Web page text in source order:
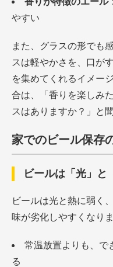
やすい
また、グラスの形でも
スは軽やかさを、口が
を集めてくれるイメー
合は、「香りを楽しみ
スはありますか？」と
家でのビール保存
ビールは「光」と
ビールは光と熱に弱く
味が劣化しやすくなり
常温放置よりも、で
る